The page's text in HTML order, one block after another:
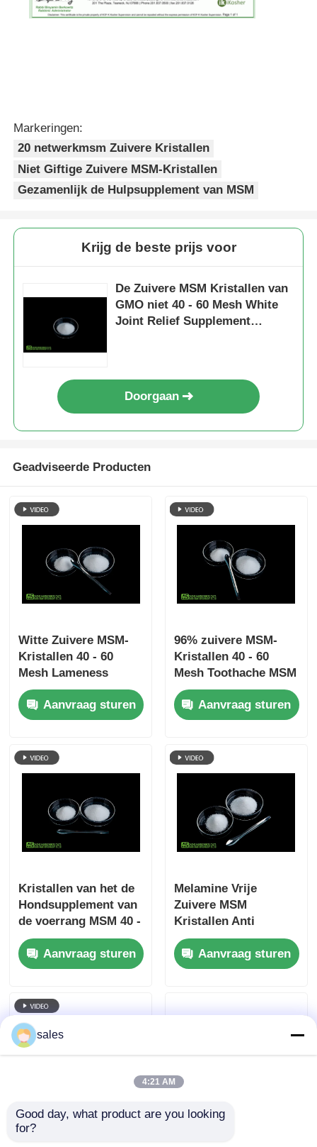
Markeringen:
20 netwerkmsm Zuivere Kristallen
Niet Giftige Zuivere MSM-Kristallen
Gezamenlijk de Hulpsupplement van MSM
Krijg de beste prijs voor
De Zuivere MSM Kristallen van
GMO niet 40 - 60 Mesh White
Joint Relief Supplement
Doorgaan
Geadviseerde Producten
Witte Zuivere MSM-
Kristallen 40 - 60
Mesh Lameness
Arthritis Pain Relief
voor Huisdier
Aanvraag sturen
96% zuivere MSM-
Kristallen 40 - 60
Mesh Toothache MSM
Rugpijnhulp
Aanvraag sturen
Kristallen van het de
Hondsupplement van
de voerrang MSM 40 -
60 Mesh Non GMO
Geurloos CAS 67-71-0
Aanvraag sturen
Melamine Vrije
Zuivere MSM
Kristallen Anti
Ontstekings 40 - 60
Mesh Pharmaceutical
Grade
Aanvraag sturen
sales
4:21 AM
Good day, what product are you looking
for?